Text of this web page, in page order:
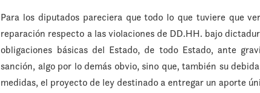
Para los diputados pareciera que todo lo que tuviere que
reparación respecto a las violaciones de DD.HH. bajo
obligaciones básicas del Estado, de todo Estado, ante
sanción, algo por lo demás obvio, sino que, también su
medidas, el proyecto de ley destinado a entregar un aporte